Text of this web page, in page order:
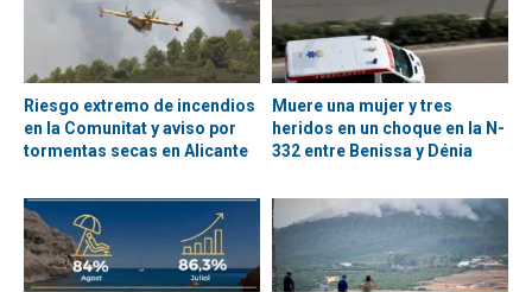
Riesgo extremo de incendios
en la Comunitat y aviso por
tormentas secas en Alicante
Muere una mujer y tres
heridos en un choque en la N-
332 entre Benissa y Dénia